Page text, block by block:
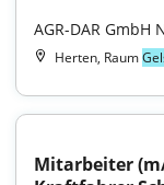
AGR-DAR
Herten, Raum
Mitarbeiter